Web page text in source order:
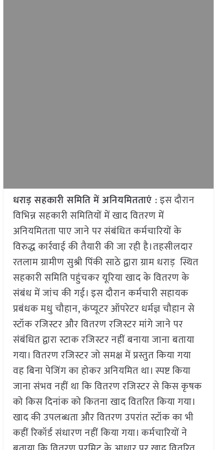
धराड़ सहकारी समिति में अनियमितताएं : इस दौरान
विभिन्न सहकारी समितियों में खाद वितरण में
अनियमितता पाए जाने पर संबंधित कर्मचारियों के
विरुद्ध कार्रवाई की तैयारी की जा रही है।तहसीलदार
रतलाम ग्रामीण सुश्री पिंकी साठे द्वारा ग्राम धराड़ स्थित
सहकारी समिति पहुंचकर यूरिया खाद के वितरण के
संबंध में जांच की गई। इस दौरान कर्मचारी सहायक
प्रबंधक मधु चौहान, कंप्यूटर ऑपरेटर धर्मज्ञ चौहान से
स्टॉक रजिस्टर और वितरण रजिस्टर मांगे जाने पर
संबंधित द्वारा स्टाक रजिस्टर नहीं बनाया जाना बताया
गया। वितरण रजिस्टर जो समक्ष में प्रस्तुत किया गया
वह बिना पेजिंग का होकर अनियमित था। स्पष्ट किया
जाना संभव नहीं था कि वितरण रजिस्टर से किस कृषक
को किस दिनांक को कितना खाद वितरित किया गया।
खाद की उपलब्धता और वितरण उपरांत स्टॉक का भी
कहीं रिकॉर्ड संधारण नहीं किया गया। कर्मचारियों ने